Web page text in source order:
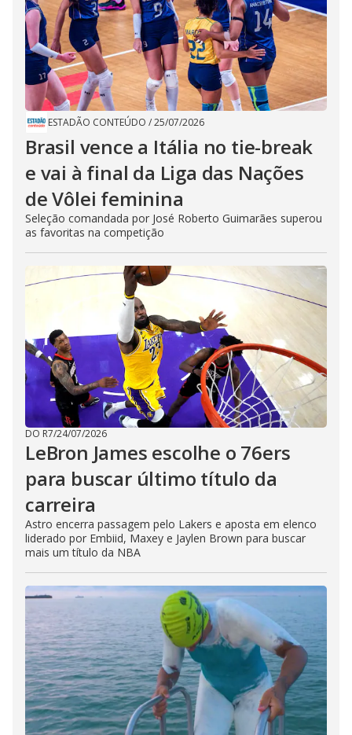
ESTADÃO CONTEÚDO /25/07/2026
Brasil vence a Itália no tie-break
e vai à final da Liga das Nações
de Vôlei feminina
Seleção comandada por José Roberto Guimarães superou
as favoritas na competição
DO R7/24/07/2026
LeBron James escolhe o 76ers
para buscar último título da
carreira
Astro encerra passagem pelo Lakers e aposta em elenco
liderado por Embiid, Maxey e Jaylen Brown para buscar
mais um título da NBA